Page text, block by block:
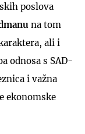
poslova
na tom
ali i
odnosa s SAD-
i važna
ekonomske